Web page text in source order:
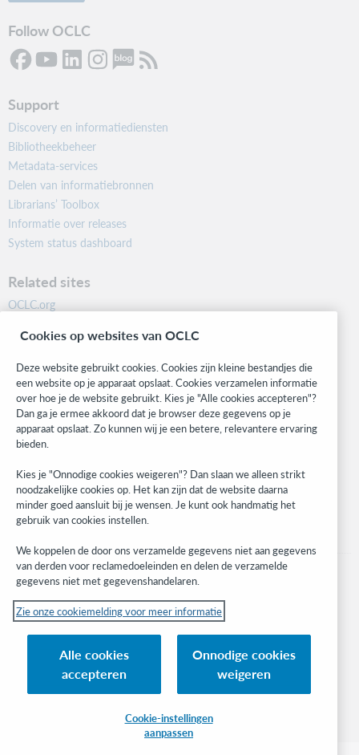
Follow OCLC
Support
Discovery en informatiediensten
Bibliotheekbeheer
Metadata-services
Delen van informatiebronnen
Librarians’ Toolbox
Informatie over releases
System status dashboard
Related sites
OCLC.org
Community
Research
WebJunction
Developer Network
Stay in the know.
Get the latest product updates, research, events, and much more—
right to your inbox.
Subscribe now
© 2023 OCLC
Inc. en buitenlandse filialen
Cookiemelding Lijst met cookies en cookie-instellingen Privacybeleid
Cookies op websites van OCLC
Deze website gebruikt cookies. Cookies zijn kleine bestandjes die
een website op je apparaat opslaat. Cookies verzamelen informatie
over hoe je de website gebruikt. Kies je "Alle cookies accepteren"?
Dan ga je ermee akkoord dat je browser deze gegevens op je
apparaat opslaat. Zo kunnen wij je een betere, relevantere ervaring
bieden.
Kies je "Onnodige cookies weigeren"? Dan slaan we alleen strikt
noodzakelijke cookies op. Het kan zijn dat de website daarna
minder goed aansluit bij je wensen. Je kunt ook handmatig het
gebruik van cookies instellen.
We koppelen de door ons verzamelde gegevens niet aan gegevens
van derden voor reclamedoeleinden en delen de verzamelde
gegevens niet met gegevenshandelaren.
Zie onze cookiemelding voor meer informatie
Alle cookies
accepteren
Onnodige cookies
weigeren
Cookie-instellingen
aanpassen